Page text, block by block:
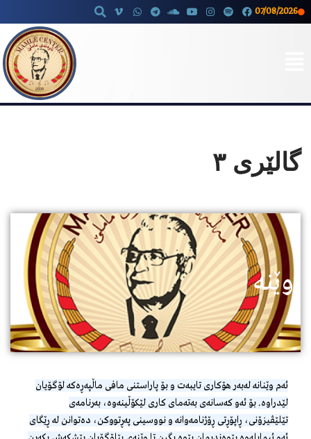
07/08/2026
گالێری ٣
وێنە
ئەم وێنانە لەبەر هۆکاری تایبەت و بۆ پاراستنی مافی ماڵپەڕەکە لۆگۆیان
لێدراوە. بۆ ئەو کەسانەی بەتەمای کاری لێکۆڵینەوە، بەرنامەی
تێلێڤیزۆنی، ڕاپۆڕتی ڕۆژنامەوانە و نووسینی پەڕتووکن، دەتوانن لە ڕێگای